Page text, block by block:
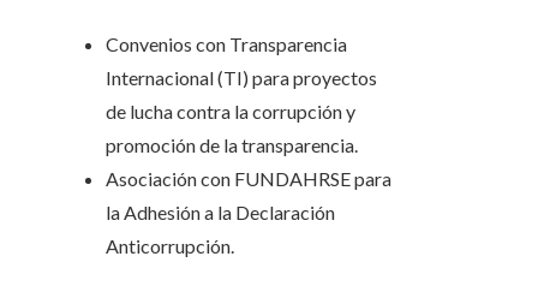
Convenios con Transparencia
Internacional (TI) para proyectos
de lucha contra la corrupción y
promoción de la transparencia.
Asociación con FUNDAHRSE para
la Adhesión a la Declaración
Anticorrupción.